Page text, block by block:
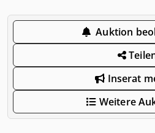
Auktion
Inserat
Weitere